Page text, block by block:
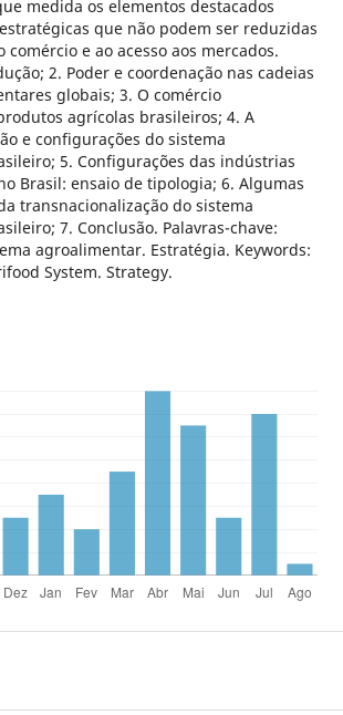
medida os elementos destacados
que não podem ser reduzidas
e ao acesso aos mercados.
2. Poder e coordenação nas cadeias
globais; 3. O comércio
agrícolas brasileiros; 4. A
e configurações do sistema
5. Configurações das indústrias
Brasil: ensaio de tipologia; 6. Algumas
transnacionalização do sistema
7. Conclusão. Palavras-chave:
agroalimentar. Estratégia. Keywords:
System. Strategy.